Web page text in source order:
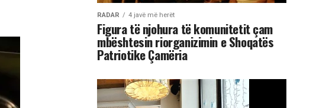
RADAR 4 javë më herët
Figura të njohura të komunitetit çam
mbështesin riorganizimin e Shoqatës
Patriotike Çamëria